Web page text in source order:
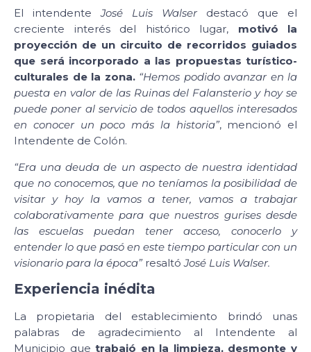
El intendenteJosé Luis Walserdestacó que el
creciente interés del histórico lugar, motivó la
proyección de un circuito de recorridos guiados
que será incorporado a las propuestas turístico-
culturales de la zona. “Hemos podido avanzar en la
puesta en valor de las Ruinas del Falansterio y hoy se
puede poner al servicio de todos aquellos interesados
en conocer un poco más la historia”, mencionó el
Intendente de Colón.
“Era una deuda de un aspecto de nuestra identidad
que no conocemos, que no teníamos la posibilidad de
visitar y hoy la vamos a tener, vamos a trabajar
colaborativamente para que nuestros gurises desde
las escuelas puedan tener acceso, conocerlo y
entender lo que pasó en este tiempo particular con un
visionario para la época”resaltóJosé Luis Walser.
Experiencia inédita
La propietaria del establecimiento brindó unas
palabras de agradecimiento al Intendente al
Municipio quetrabajó en la limpieza, desmonte y